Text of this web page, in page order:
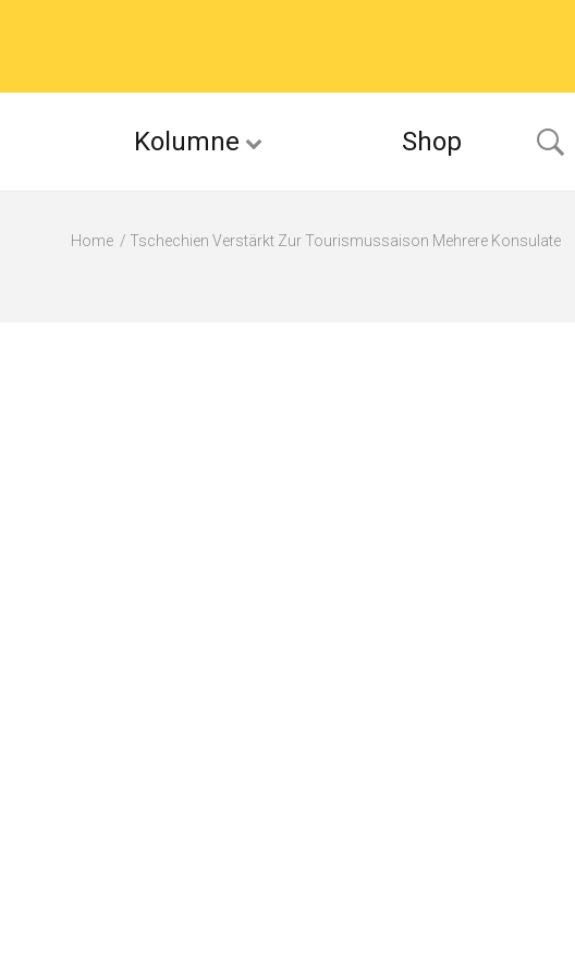
Kolumne Shop
Home Tschechien Verstärkt Zur Tourismussaison Mehrere Konsulate